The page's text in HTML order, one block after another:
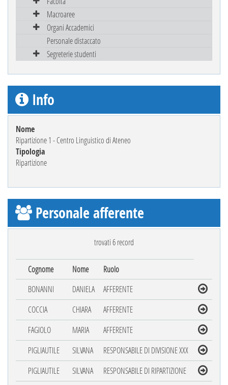
Macroaree
Organi Accademici
Personale distaccato
Segreterie studenti
Info
Nome
Ripartizione 1 - Centro Linguistico di Ateneo
Tipologia
Ripartizione
Personale afferente
trovati 6 record
Cognome Nome
Ruolo
BONANNI
DANIELA
AFFERENTE
COCCIA
CHIARA
AFFERENTE
FAGIOLO
MARIA
AFFERENTE
PIGLIAUTILE
SILVANA
RESPONSABILE DI DIVISIONE XXX
PIGLIAUTILE
SILVANA RESPONSABILE DI RIPARTIZIONE